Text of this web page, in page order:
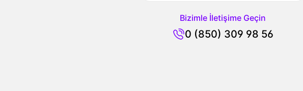
Bizimle İletişime Geçin
0 (850) 309 98 56